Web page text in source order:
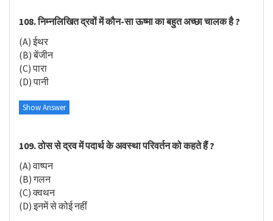
108. निम्नलिखित द्रवों में कौन-सा ऊष्मा का बहुत अच्छा चालक है ?
(A) ईथर
(B) बेंजीन
(C) पारा
(D) पानी
Show Answer
109. ठोस से द्रव में पदार्थ के अवस्था परिवर्तन को कहते हैं ?
(A) वाष्पन
(B) गलन
(C) क्वथन
(D) इनमें से कोई नहीं